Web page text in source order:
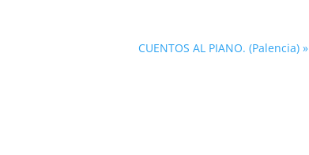
CUENTOS AL PIANO. (Palencia)»